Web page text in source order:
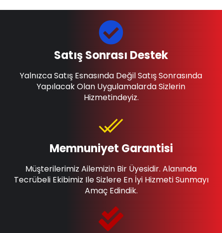
Memnuniyet Garantisi
Müşterilerimiz Ailemizin Bir Üyesidir. Alanında
Tecrübeli Ekibimiz Ile Sizlere En İyi Hizmeti Sunmayı
Amaç Edindik.
Satış Sonrası Destek
Yalnızca Satış Esnasında Değil Satış Sonrasında
Yapılacak Olan Uygulamalarda Sizlerin
Hizmetindeyiz.